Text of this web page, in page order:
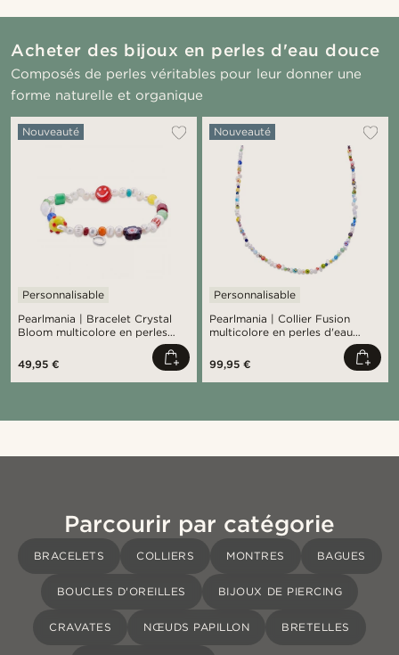
Acheter des bijoux en perles d'eau douce
Composés de perles véritables pour leur donner une
forme naturelle et organique
Pearlmania | Bracelet Crystal
Bloom multicolore en perles
d'eau douce et perles en verre
Nouveauté
Personnalisable
49,95 €
Pearlmania | Collier Fusion
multicolore en perles d'eau
Nouveauté
Personnalisable
99,95 €
Parcourir par catégorie
BRACELETS COLLIERS MONTRES BAGUES
BOUCLES D'OREILLES BIJOUX DE PIERCING
CRAVATES NŒUDS PAPILLON BRETELLES